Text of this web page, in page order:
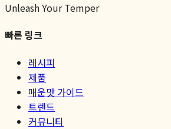
Unleash Your Temper
빠른 링크
레시피
제품
매운맛 가이드
트렌드
커뮤니티